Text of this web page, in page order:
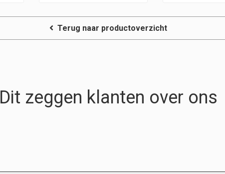
Terug naar productoverzicht
Dit zeggen klanten over ons